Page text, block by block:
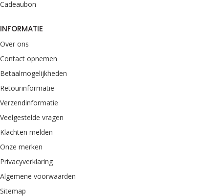
Cadeaubon
INFORMATIE
Over ons
Contact opnemen
Betaalmogelijkheden
Retourinformatie
Verzendinformatie
Veelgestelde vragen
Klachten melden
Onze merken
Privacyverklaring
Algemene voorwaarden
Sitemap